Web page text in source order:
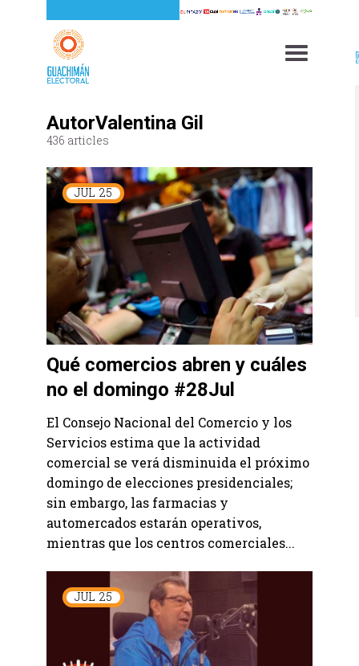
AutorValentina Gil
436 articles
JUL 25
Qué comercios abren y cuáles
no el domingo #28Jul
El Consejo Nacional del Comercio y los
Servicios estima que la actividad
comercial se verá disminuida el próximo
domingo de elecciones presidenciales;
sin embargo, las farmacias y
automercados estarán operativos,
mientras que los centros comerciales...
JUL 25